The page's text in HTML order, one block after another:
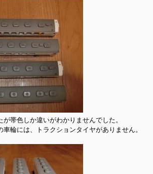
帯色しか違いがわかりませんでした。
輪には、トラクションタイヤがありません。